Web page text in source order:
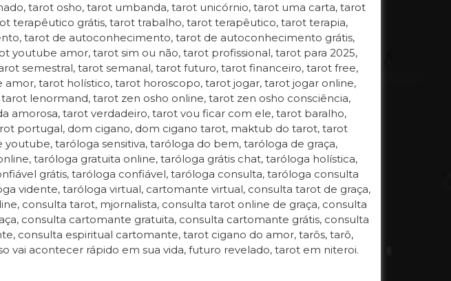
tarot osho, tarot umbanda, tarot unicórnio, tarot uma carta, tarot
terapêutico grátis, tarot trabalho, tarot terapêutico, tarot terapia,
tarot de autoconhecimento, tarot de autoconhecimento grátis,
youtube amor, tarot sim ou não, tarot profissional, tarot para 2025,
semestral, tarot semanal, tarot futuro, tarot financeiro, tarot free,
tarot holístico, tarot horoscopo, tarot jogar, tarot jogar online,
lenormand, tarot zen osho online, tarot zen osho consciência,
amorosa, tarot verdadeiro, tarot vou ficar com ele, tarot baralho,
portugal, dom cigano, dom cigano tarot, maktub do tarot, tarot
taróloga sensitiva, taróloga do bem, taróloga de graça,
taróloga gratuita online, taróloga grátis chat, taróloga holística,
grátis, taróloga confiável, taróloga consulta, taróloga consulta
vidente, taróloga virtual, cartomante virtual, consulta tarot de graça,
consulta tarot, mjornalista, consulta tarot online de graça, consulta
consulta cartomante gratuita, consulta cartomante grátis, consulta
consulta espiritual cartomante, tarot cigano do amor, tarôs, tarô,
vai acontecer rápido em sua vida, futuro revelado, tarot em niteroi.